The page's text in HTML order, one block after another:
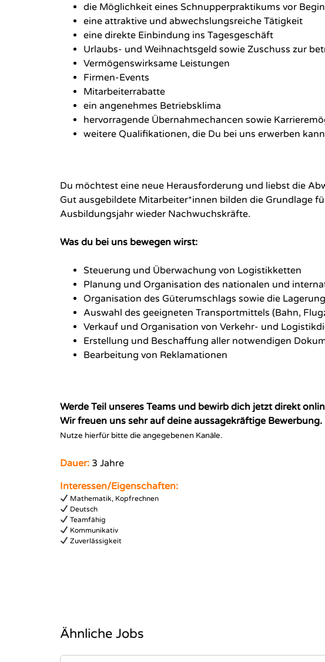
die Möglichkeit eines Schnupperpraktikums vor
eine attraktive und abwechslungsreiche Tätigkeit
eine direkte Einbindung ins Tagesgeschäft
Urlaubs- und Weihnachtsgeld sowie Zuschuss zur
Vermögenswirksame Leistungen
Firmen-Events
Mitarbeiterrabatte
ein angenehmes Betriebsklima
hervorragende Übernahmechancen sowie
weitere Qualifikationen, die Du bei uns erwerben
Du möchtest eine neue Herausforderung und liebst die
Gut ausgebildete Mitarbeiter*innen bilden die Grundlage
Ausbildungsjahr wieder Nachwuchskräfte.
Was du bei uns bewegen wirst:
Steuerung und Überwachung von Logistikketten
Planung und Organisation des nationalen und
Organisation des Güterumschlags sowie die
Auswahl des geeigneten Transportmittels (Bahn,
Verkauf und Organisation von Verkehr- und
Erstellung und Beschaffung aller notwendigen
Bearbeitung von Reklamationen
Werde Teil unseres Teams und bewirb dich jetzt direkt
Wir freuen uns sehr auf deine aussagekräftige Bewerbung.
Nutze hierfür bitte die angegebenen Kanäle.
Dauer: 3 Jahre
Interessen/Eigenschaften:
Mathematik, Kopfrechnen
Deutsch
Teamfähig
Kommunikativ
Zuverlässigkeit
Ähnliche Jobs